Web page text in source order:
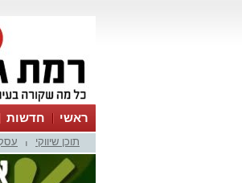
ראשי חדשות
ווטסאפ
תוכן שיווקי